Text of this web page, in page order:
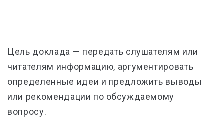
Цель доклада — передать слушателям или
читателям информацию, аргументировать
определенные идеи и предложить выводы
или рекомендации по обсуждаемому
вопросу.